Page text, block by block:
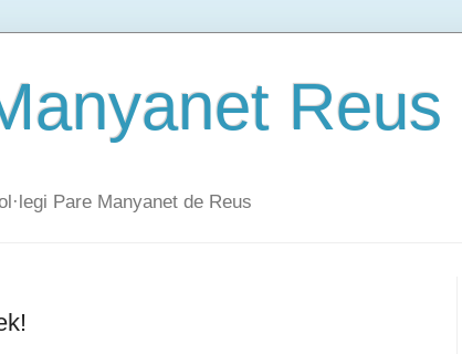
Reus
Pare Manyanet de Reus